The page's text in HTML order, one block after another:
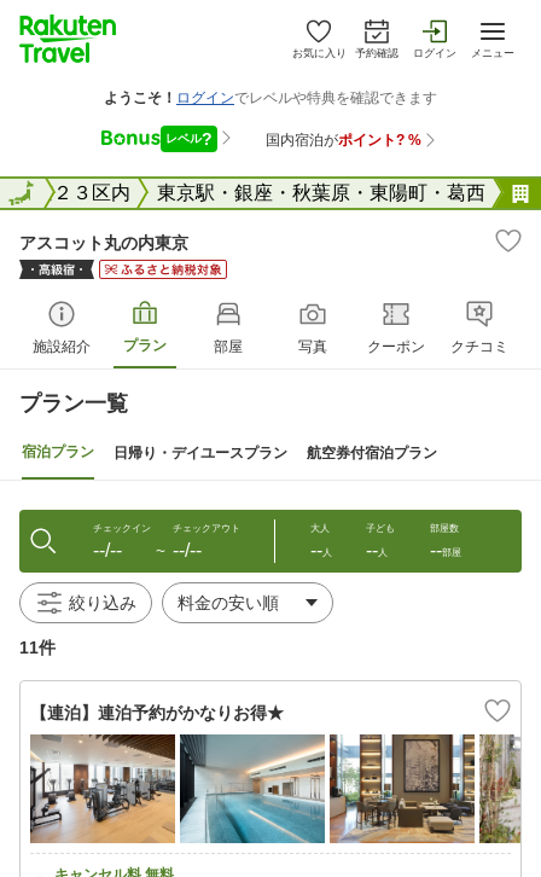
お気に入り 予約確認 ログイン メニュー
東京２３区内 東京駅・銀座・秋葉原・東陽町・葛西
全国
アスコット丸の内東京
施設紹介 プラン 部屋 写真 クーポン クチコミ
プラン一覧
宿泊プラン 日帰り・デイユースプラン 航空券付宿泊プラン
チェックイン
--/-- 〜
チェックアウト
--/--
大人
--人
子ども
--人
部屋数
--部屋
絞り込み
11件
【連泊】連泊予約がかなりお得★